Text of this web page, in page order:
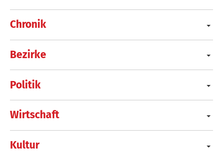
Chronik
Bezirke
Politik
Wirtschaft
Kultur